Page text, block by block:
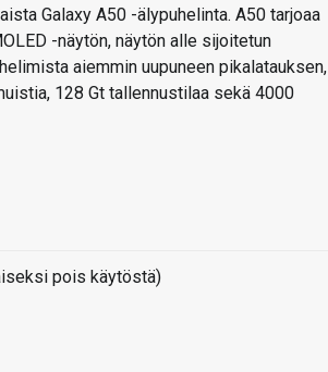
Galaxy A50 -älypuhelinta. A50 tarjoaa
-näytön, näytön alle sijoitetun
aiemmin uupuneen pikalatauksen,
128 Gt tallennustilaa sekä 4000
pois käytöstä)